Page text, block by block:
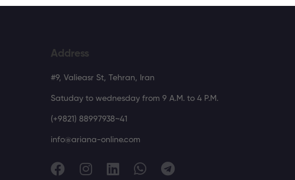
Address
#9, Valieasr St, Tehran, Iran
Satuday to wednesday from 9 A.M. to 4 P.M.
(+9821) 88997938~41
info@ariana-online.com